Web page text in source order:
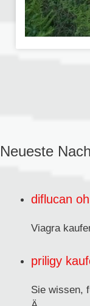
Neueste
diflucan
Viagra
priligy
Sie wissen,